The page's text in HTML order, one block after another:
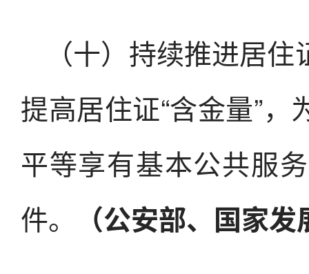
（十）持续推进居
提高居住证“含金量”
平等享有基本公共服
件。
（公安部、国家